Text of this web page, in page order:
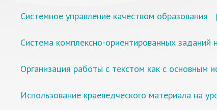
Системное управление качеством образования
Система комплексно-ориентированных заданий
Организация работы с текстом как с основным
Использование краеведческого материала на